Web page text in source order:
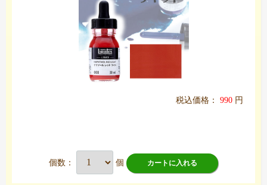
税込価格： 990 円
個数： 個 カートに入れる